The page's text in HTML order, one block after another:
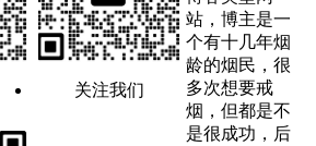
关注我们
站，博主是一
个有十几年烟
龄的烟民，很
多次想要戒
烟，但都是不
是很成功，后